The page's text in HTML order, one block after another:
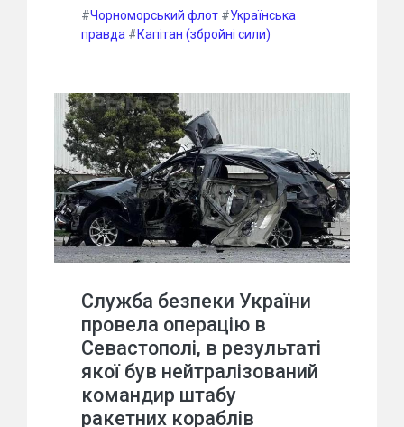
#Чорноморський флот #Українська
правда #Капітан (збройні сили)
Служба безпеки України
провела операцію в
Севастополі, в результаті
якої був нейтралізований
командир штабу
ракетних кораблів